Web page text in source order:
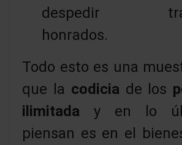
despedir
honrados.
Todo esto es una
que la codicia de los
ilimitada y en lo
piensan es en el